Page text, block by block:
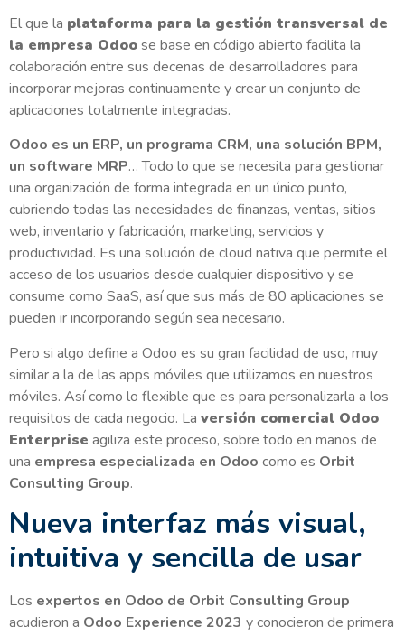
El que la plataforma para la gestión transversal de
la empresa Odoose base en código abierto facilita la
colaboración entre sus decenas de desarrolladores para
incorporar mejoras continuamente y crear un conjunto de
aplicaciones totalmente integradas.
Odoo es un ERP, un programa CRM, una solución BPM,
un software MRP… Todo lo que se necesita para gestionar
una organización de forma integrada en un único punto,
cubriendo todas las necesidades de finanzas, ventas, sitios
web, inventario y fabricación, marketing, servicios y
productividad. Es una solución de cloud nativa que permite el
acceso de los usuarios desde cualquier dispositivo y se
consume como SaaS, así que sus más de 80 aplicaciones se
pueden ir incorporando según sea necesario.
Pero si algo define a Odoo es su gran facilidad de uso, muy
similar a la de las apps móviles que utilizamos en nuestros
móviles. Así como lo flexible que es para personalizarla a los
requisitos de cada negocio. La versión comercial Odoo
Enterprise agiliza este proceso, sobre todo en manos de
una empresa especializada en Odoo como es Orbit
Consulting Group.
Nueva interfaz más visual,
intuitiva y sencilla de usar
Los expertos en Odoo de Orbit Consulting Group
acudieron a Odoo Experience 2023 y conocieron de primera